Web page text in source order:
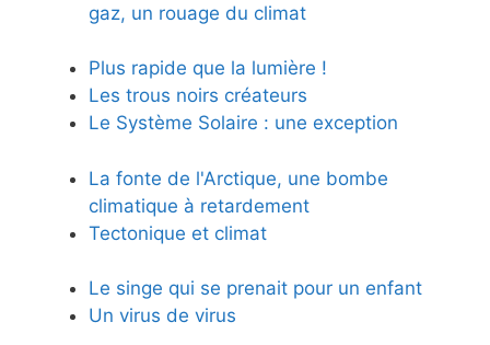
gaz, un rouage du climat
Plus rapide que la lumière !
Les trous noirs créateurs
Le Système Solaire : une exception
La fonte de l'Arctique, une bombe
climatique à retardement
Tectonique et climat
Le singe qui se prenait pour un enfant
Un virus de virus